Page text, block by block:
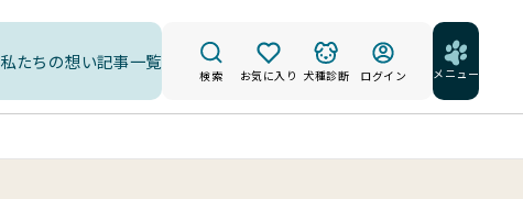
私たちの想い記事一覧
検索 お気に入り 犬種診断 ログイン メニュー